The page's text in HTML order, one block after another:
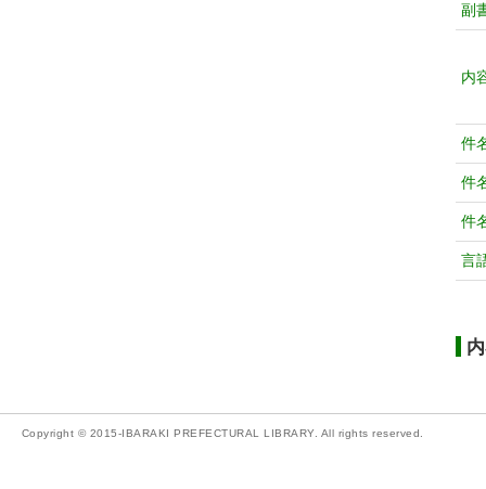
副
内
件
件
件
言
Copyright © 2015-IBARAKI PREFECTURAL LIBRARY. All rights reserved.